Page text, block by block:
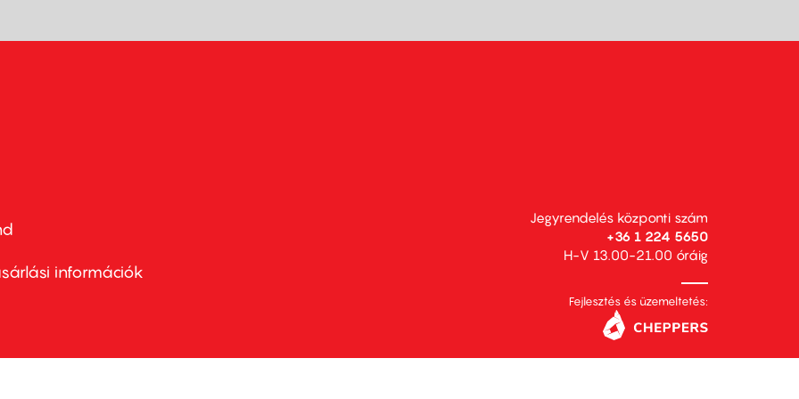
információk
Jegyrendelés központi szám
+36 1 224 5650
H-V 13.00-21.00 óráig
Fejlesztés és üzemeltetés: